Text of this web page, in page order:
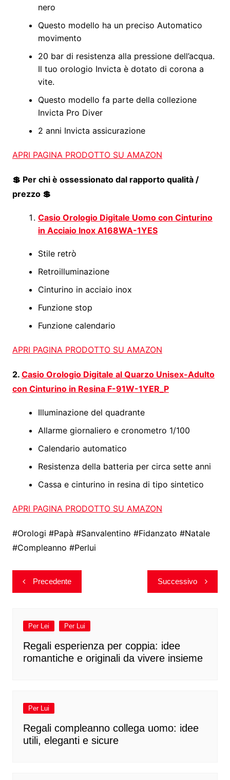
nero
Questo modello ha un preciso Automatico
movimento
20 bar di resistenza alla pressione dell’acqua.
Il tuo orologio Invicta è dotato di corona a
vite.
Questo modello fa parte della collezione
Invicta Pro Diver
2 anni Invicta assicurazione
APRI PAGINA PRODOTTO SU AMAZON
💲 Per chi è ossessionato dal rapporto qualità /
prezzo 💲
Casio Orologio Digitale Uomo con Cinturino
in Acciaio Inox A168WA-1YES
Stile retrò
Retroilluminazione
Cinturino in acciaio inox
Funzione stop
Funzione calendario
APRI PAGINA PRODOTTO SU AMAZON
2. Casio Orologio Digitale al Quarzo Unisex-Adulto
con Cinturino in Resina F-91W-1YER_P
Illuminazione del quadrante
Allarme giornaliero e cronometro 1/100
Calendario automatico
Resistenza della batteria per circa sette anni
Cassa e cinturino in resina di tipo sintetico
APRI PAGINA PRODOTTO SU AMAZON
#Orologi #Papà #Sanvalentino #Fidanzato #Natale
#Compleanno #Perlui
Navigazione
articoli
Precedente Successivo
Per Lei Per Lui
Regali esperienza per coppia: idee
romantiche e originali da vivere insieme
Per Lui
Regali compleanno collega uomo: idee
utili, eleganti e sicure